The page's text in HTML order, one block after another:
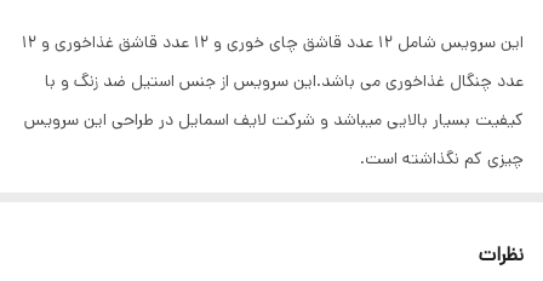
این سرویس شامل 12 عدد قاشق چای خوری و 12 عدد قاشق غذاخوری و 12
عدد چنگال غذاخوری می باشد.این سرویس از جنس استیل ضد زنگ و با
کیفیت بسیار بالایی میباشد و شرکت لایف اسمایل در طراحی این سرویس
چیزی کم نگذاشته است.
نظرات